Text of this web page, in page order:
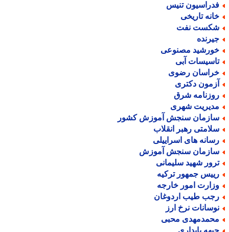
تنیس
تاریخی
نفت
مصنوعی
آبی
رضوی
دکتری
شرق
شهری
سنجش آموزش کشور
رهبر انقلاب
های اسراییلی
سنجش آموزش
شهید سلیمانی
جمهور ترکیه
امور خارجه
طیب اردوغان
نرخ ارز
محبی